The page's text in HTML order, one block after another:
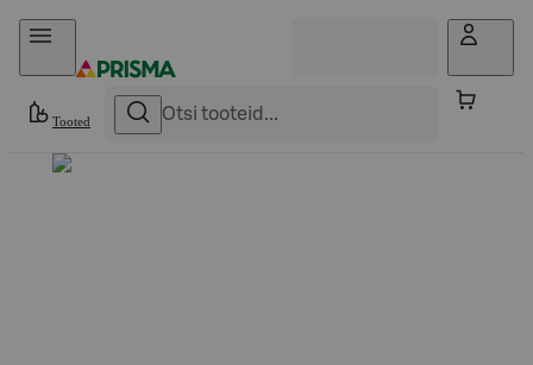
Otse sisu juurde
Tooted